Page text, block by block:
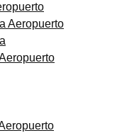
Aeropuerto